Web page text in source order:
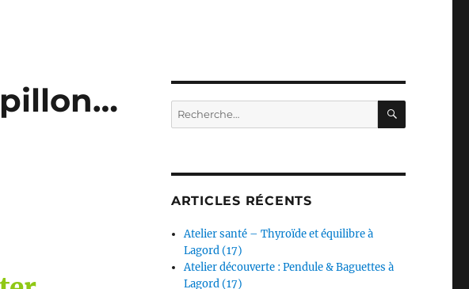
Recherche
pour :
ARTICLES RÉCENTS
Atelier santé – Thyroïde et équilibre à
Lagord (17)
Atelier découverte : Pendule & Baguettes à
Lagord (17)